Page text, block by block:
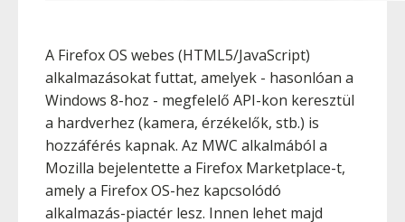
A Firefox OS webes (HTML5/JavaScript)
alkalmazásokat futtat, amelyek - hasonlóan a
Windows 8-hoz - megfelelő API-kon keresztül
a hardverhez (kamera, érzékelők, stb.) is
hozzáférés kapnak. Az MWC alkalmából a
Mozilla bejelentette a Firefox Marketplace-t,
amely a Firefox OS-hez kapcsolódó
alkalmazás-piactér lesz. Innen lehet majd